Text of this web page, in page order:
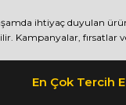
ihtiyaç duyulan
Kampanyalar, fırsatlar
En Çok Tercih